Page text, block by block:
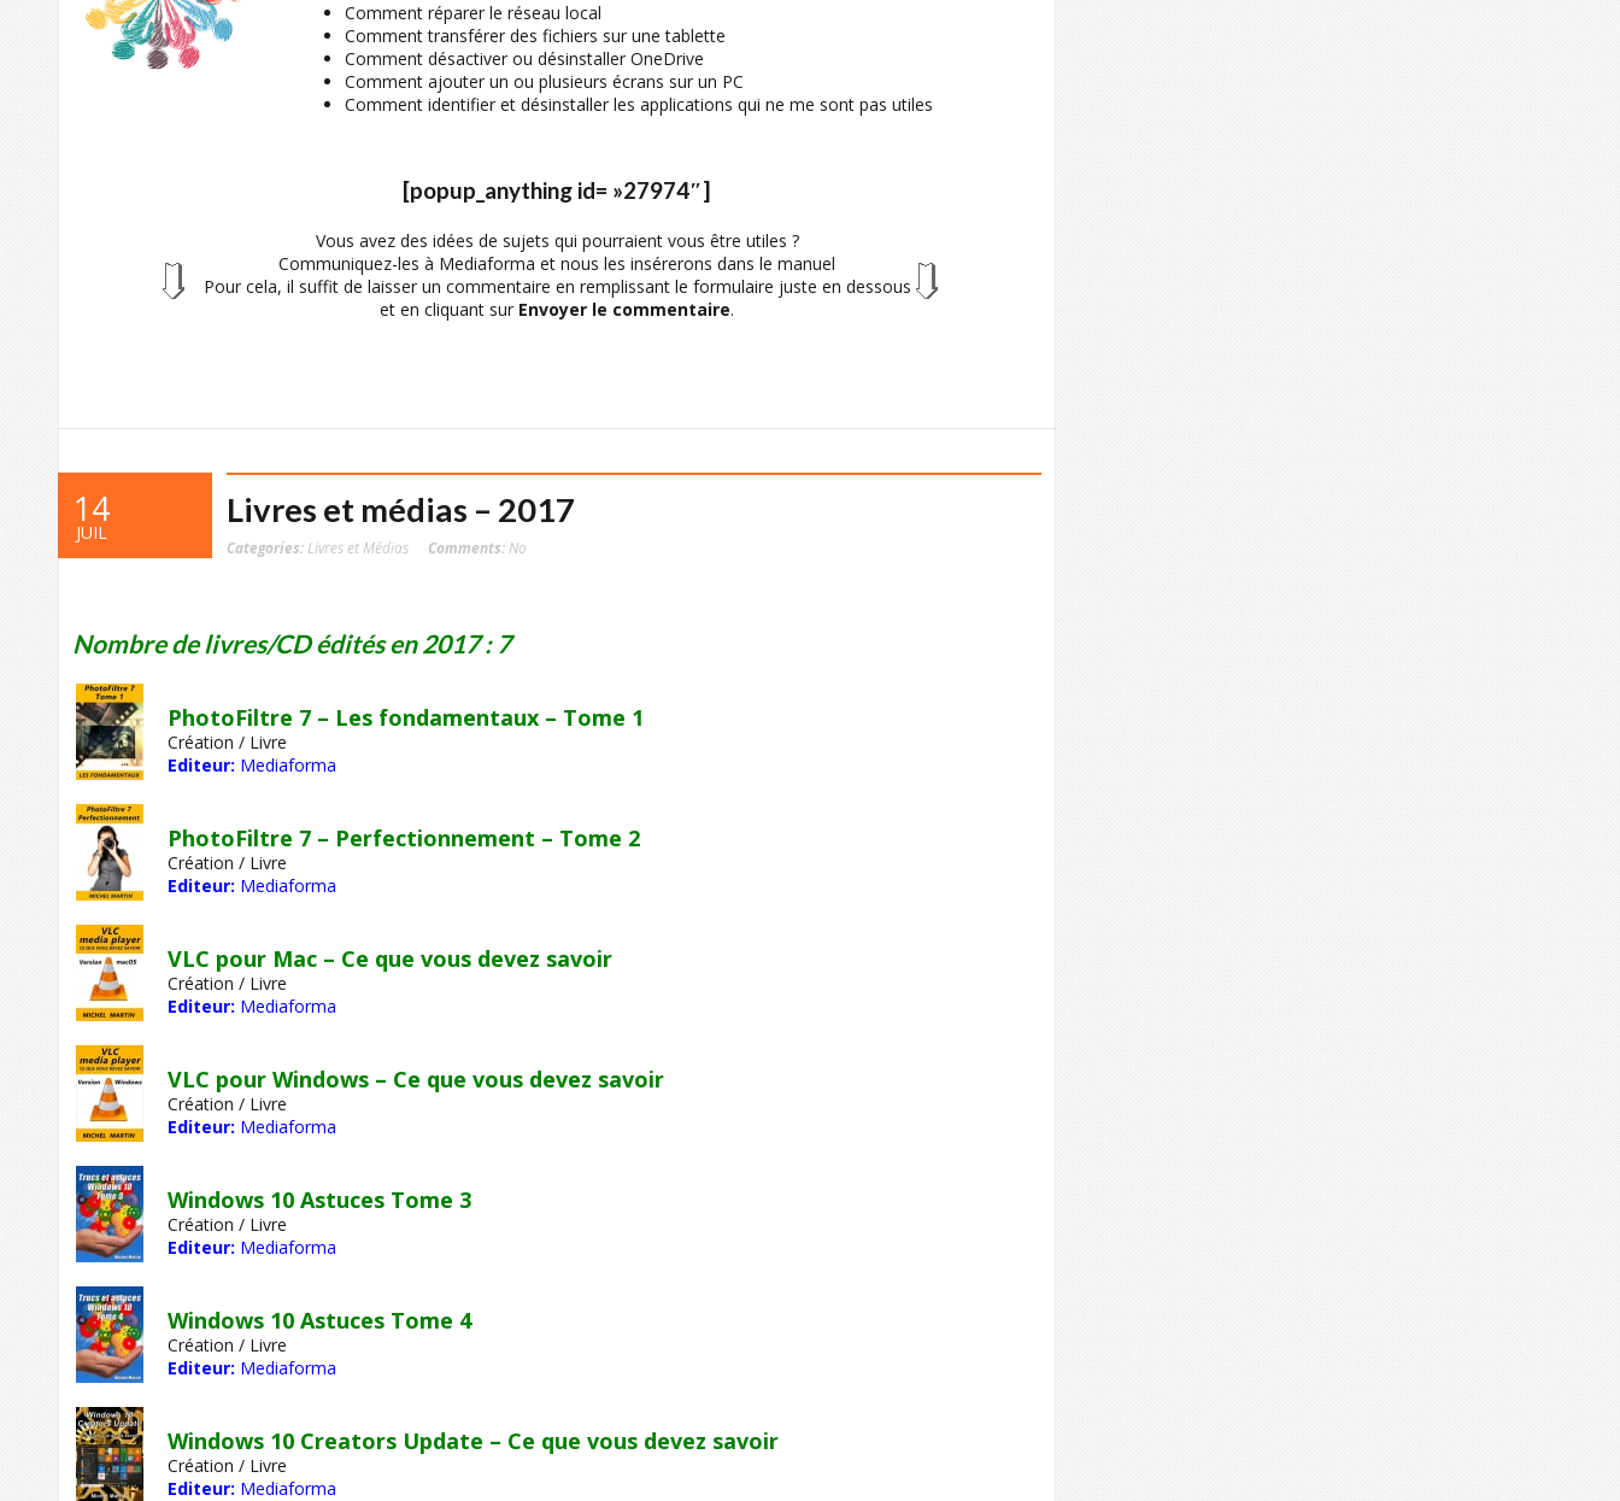
Comment réparer le réseau local
Comment transférer des fichiers sur une tablette
Comment désactiver ou désinstaller OneDrive
Comment ajouter un ou plusieurs écrans sur un PC
Comment identifier et désinstaller les applications qui ne me sont pas utiles
[popup_anything id= »27974″]
Vous avez des idées de sujets qui pourraient vous être utiles ?
Communiquez-les à Mediaforma et nous les insérerons dans le manuel
Pour cela, il suffit de laisser un commentaire en remplissant le formulaire juste en dessous
et en cliquant sur Envoyer le commentaire.
14
JUIL
Livres et médias – 2017
Categories: Livres et Médias Comments: No
Nombre de livres/CD édités en 2017 : 7
PhotoFiltre 7 – Les fondamentaux – Tome 1
Création / Livre
Editeur: Mediaforma
PhotoFiltre 7 – Perfectionnement – Tome 2
Création / Livre
Editeur: Mediaforma
VLC pour Mac – Ce que vous devez savoir
Création / Livre
Editeur: Mediaforma
VLC pour Windows – Ce que vous devez savoir
Création / Livre
Editeur: Mediaforma
Windows 10 Astuces Tome 3
Création / Livre
Editeur: Mediaforma
Windows 10 Astuces Tome 4
Création / Livre
Editeur: Mediaforma
Windows 10 Creators Update – Ce que vous devez savoir
Création / Livre
Editeur: Mediaforma